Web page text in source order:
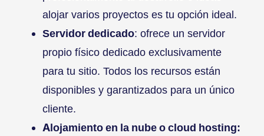
alojar varios proyectos es tu opción ideal.
Servidor dedicado: ofrece un servidor
propio físico dedicado exclusivamente
para tu sitio. Todos los recursos están
disponibles y garantizados para un único
cliente.
Alojamiento en la nube o cloud hosting: